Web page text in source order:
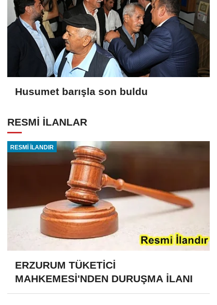
Husumet barışla son buldu
RESMİ İLANLAR
RESMİ İLANDIR
ERZURUM TÜKETİCİ
MAHKEMESİ'NDEN DURUŞMA İLANI